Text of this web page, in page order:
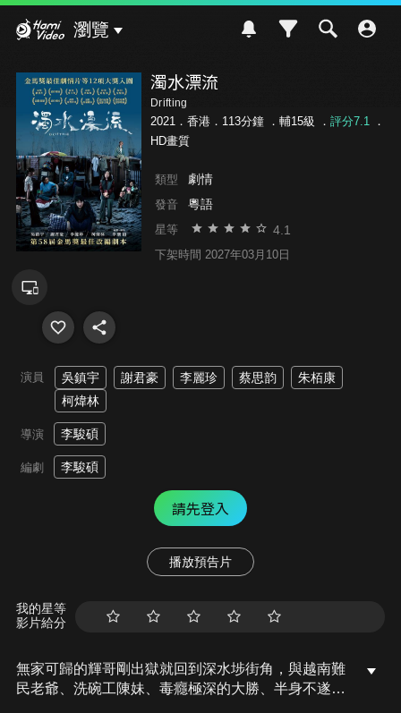
瀏覽
濁水漂流
Drifting
2021．香港．113分鐘 ． 輔15級 ． 評分7.1．
HD畫質
類型 劇情
發音 粵語
星等 4.1
下架時間 2027年03月10日
演員 吳鎮宇 謝君豪 李麗珍 蔡思韵
朱栢康
柯煒林
導演 李駿碩
編劇 李駿碩
請先登入
播放預告片
我的星等
影片給分
無家可歸的輝哥剛出獄就回到深水埗街角，與越南難
民老爺、洗碗工陳妹、毒癮極深的大勝、半身不遂的